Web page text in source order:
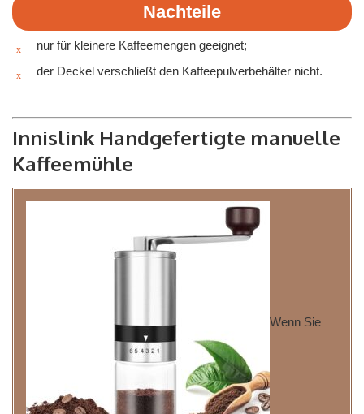
Nachteile
nur für kleinere Kaffeemengen geeignet;
der Deckel verschließt den Kaffeepulverbehälter nicht.
Innislink Handgefertigte manuelle
Kaffeemühle
Wenn Sie